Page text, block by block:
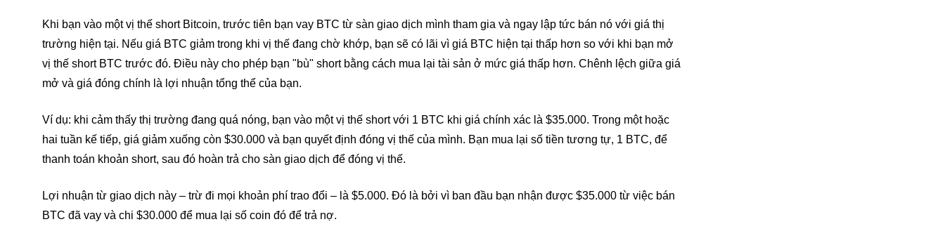
Khi bạn vào một vị thế short Bitcoin, trước tiên bạn vay BTC từ sàn giao dịch mình tham gia và ngay lập tức bán nó với giá thị
trường hiện tại. Nếu giá BTC giảm trong khi vị thế đang chờ khớp, bạn sẽ có lãi vì giá BTC hiện tại thấp hơn so với khi bạn mở
vị thế short BTC trước đó. Điều này cho phép bạn "bù" short bằng cách mua lại tài sản ở mức giá thấp hơn. Chênh lệch giữa giá
mở và giá đóng chính là lợi nhuận tổng thể của bạn.
Ví dụ: khi cảm thấy thị trường đang quá nóng, bạn vào một vị thế short với 1 BTC khi giá chính xác là $35.000. Trong một hoặc
hai tuần kế tiếp, giá giảm xuống còn $30.000 và bạn quyết định đóng vị thế của mình. Bạn mua lại số tiền tương tự, 1 BTC, để
thanh toán khoản short, sau đó hoàn trả cho sàn giao dịch để đóng vị thế.
Lợi nhuận từ giao dịch này – trừ đi mọi khoản phí trao đổi – là $5.000. Đó là bởi vì ban đầu bạn nhận được $35.000 từ việc bán
BTC đã vay và chi $30.000 để mua lại số coin đó để trả nợ.